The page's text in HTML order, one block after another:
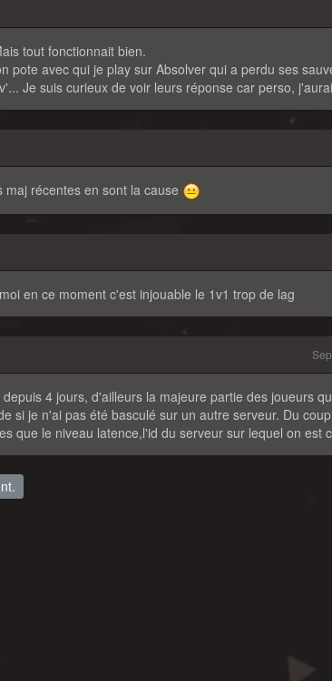
tout fonctionnait bien.
pote avec qui je play sur Absolver qui a perdu ses
Je suis curieux de voir leurs réponse car perso,
récentes en sont la cause
en ce moment c'est injouable le 1v1 trop de lag
4 jours, d'ailleurs la majeure partie des joueurs
si je n'ai pas été basculé sur un autre serveur. Du
que le niveau latence,l'id du serveur sur lequel on est